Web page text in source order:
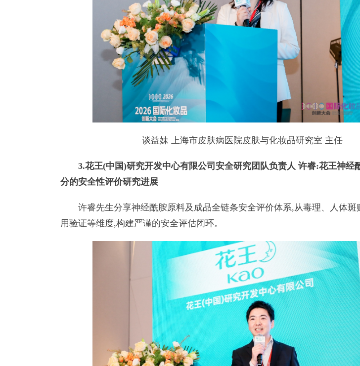
谈益妹 上海市皮肤病医院皮肤与化妆品研究室 主任
3.花王(中国)研究开发中心有限公司安全研究团队负责人 许睿:花王神经
分的安全性评价研究进展
许睿先生分享神经酰胺原料及成品全链条安全评价体系,从毒理、人体斑
用验证等维度,构建严谨的安全评估闭环。